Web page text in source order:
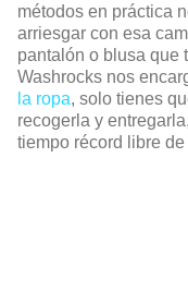
métodos en práctica
arriesgar con esa
pantalón o blusa que
Washrocks nos
la ropa, solo tienes
recogerla y
tiempo récord libre de